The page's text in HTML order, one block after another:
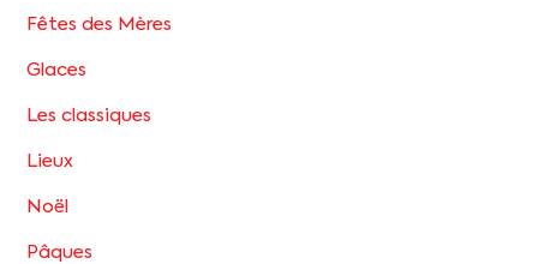
Fêtes des Mères
Glaces
Les classiques
Lieux
Noël
Pâques